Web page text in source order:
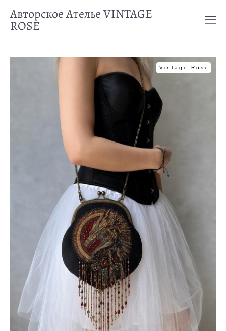
Авторское Ателье VINTAGE
ROSE
Vintage Rose